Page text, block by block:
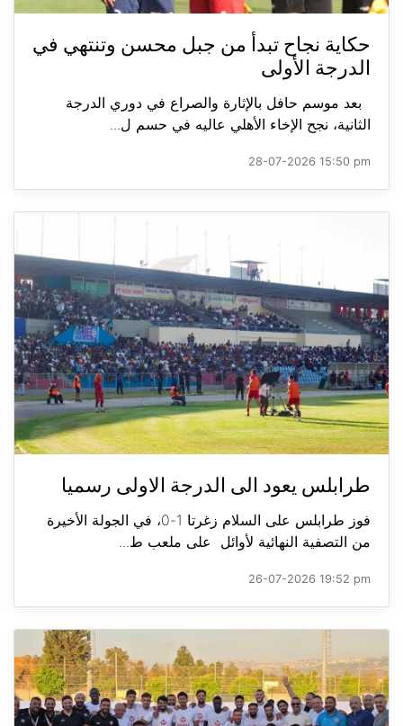
حكاية نجاح تبدأ من جبل محسن وتنتهي في
الدرجة الأولى
بعد موسم حافل بالإثارة والصراع في دوري الدرجة
الثانية، نجح الإخاء الأهلي عاليه في حسم ل...
28-07-2026 15:50 pm
طرابلس يعود الى الدرجة الاولى رسميا
فوز طرابلس على السلام زغرتا 1-0، في الجولة الأخيرة
من التصفية النهائية لأوائل على ملعب ط...
26-07-2026 19:52 pm